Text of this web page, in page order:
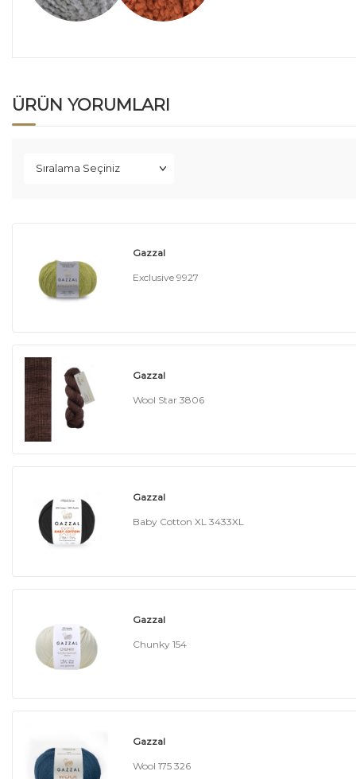
ÜRÜN YORUMLARI
Gazzal
Exclusive 9927
Gazzal
Wool Star 3806
Gazzal
Baby Cotton XL 3433XL
Gazzal
Chunky 154
Gazzal
Wool 175 326